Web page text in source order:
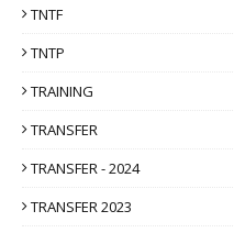
TNTF
TNTP
TRAINING
TRANSFER
TRANSFER - 2024
TRANSFER 2023